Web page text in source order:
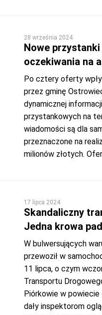
28 września 2024
Nowe
oczekiwania na
Po cztery oferty
przez gminę
dynamicznej
przystankowych na
wiadomości są dla
przeznaczone na
milionów złotych.
17 lipca 2024
Skandaliczny
Jedna krowa
W bulwersujących
przewoził w
11 lipca, o czym
Transportu
Piórkowie w
dały inspektorom